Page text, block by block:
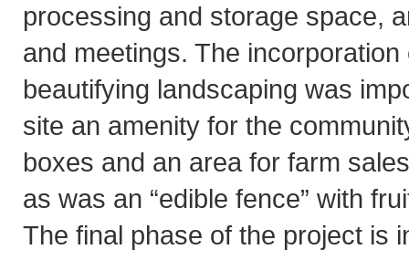
processing and storage space,
and meetings. The
beautifying landscaping was
site an amenity for the
boxes and an area for farm
as was an “edible fence” with
The final phase of the project is